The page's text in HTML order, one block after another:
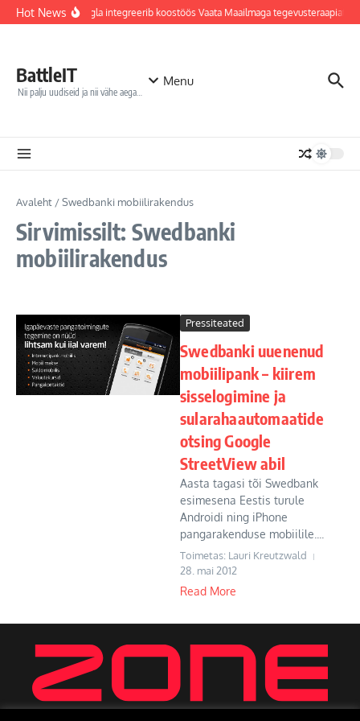
Sisu juurde
Hot NewsJõhvi haigla integreerib koostöös Vaata Maailmaga
BattleIT
Nii palju uudiseid ja nii vähe aega…
Menu
Avaleht /Swedbanki mobiilirakendus
Sirvimissilt: Swedbanki
mobiilirakendus
Pressiteated
Swedbanki uuenenud
mobiilipank – kiirem
sisselogimine ja
sularahaautomaatide
otsing Google
StreetView abil
Aasta tagasi tõi Swedbank
esimesena Eestis turule
Androidi ning iPhone
pangarakenduse mobiilile....
Toimetas: Lauri Kreutzwald
28. mai 2012
Read More